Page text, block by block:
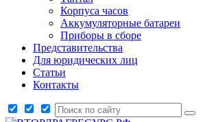
Корпуса часов
Аккумуляторные батареи
Приборы в сборе
Представительства
Для юридических лиц
Статьи
Контакты